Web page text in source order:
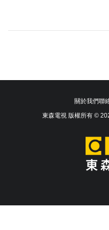
關於我們聯
東森電視 版權所有 ©